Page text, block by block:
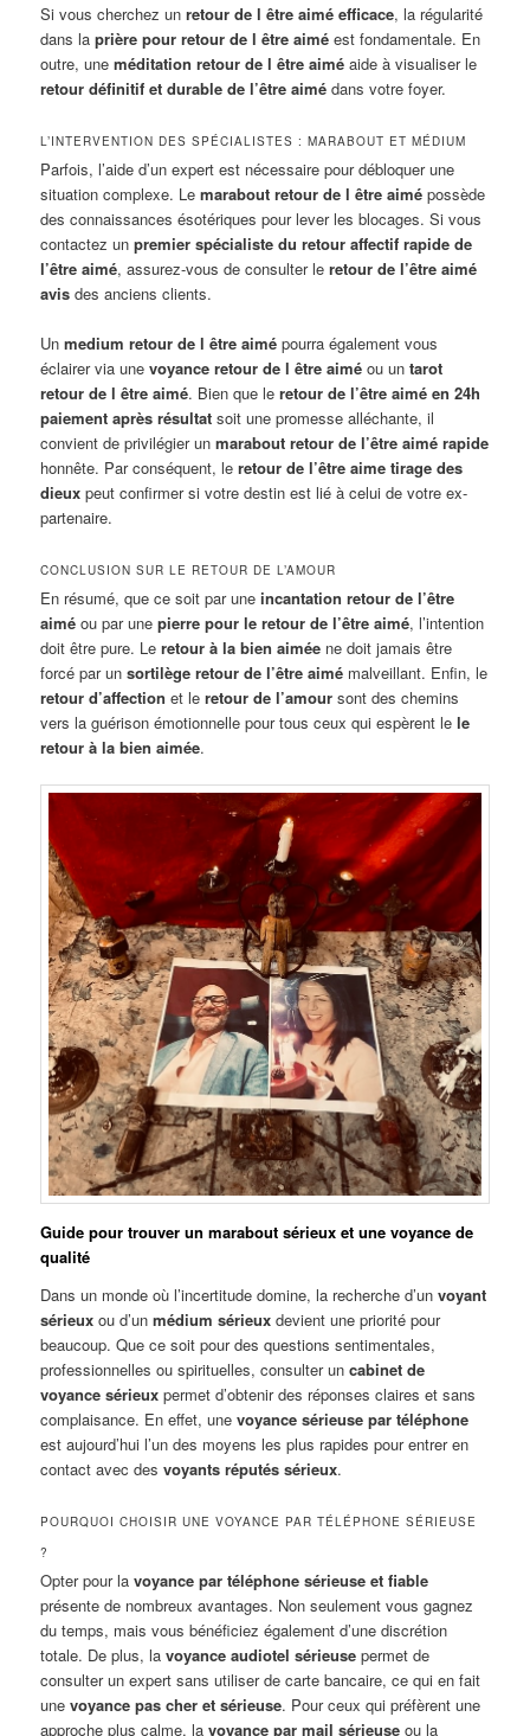
Si vous cherchez unretour de l être aimé efficace, la régularité
dans laprière pour retour de l être aimé est fondamentale. En
outre, uneméditation retour de l être aimé aide à visualiser le
retour définitif et durable de l’être aimé dans votre foyer.
L’INTERVENTION DES SPÉCIALISTES : MARABOUT ET MÉDIUM
Parfois, l’aide d’un expert est nécessaire pour débloquer une
situation complexe. Lemarabout retour de l être aimé possède
des connaissances ésotériques pour lever les blocages. Si vous
contactez unpremier spécialiste du retour affectif rapide de
l’être aimé, assurez-vous de consulter leretour de l’être aimé
avis des anciens clients.
Unmedium retour de l être aimé pourra également vous
éclairer via unevoyance retour de l être aimé ou untarot
retour de l être aimé. Bien que leretour de l’être aimé en 24h
paiement après résultat soit une promesse alléchante, il
convient de privilégier unmarabout retour de l’être aimé rapide
honnête. Par conséquent, leretour de l’être aime tirage des
dieux peut confirmer si votre destin est lié à celui de votre ex-
partenaire.
CONCLUSION SUR LE RETOUR DE L’AMOUR
En résumé, que ce soit par uneincantation retour de l’être
aimé ou par unepierre pour le retour de l’être aimé, l’intention
doit être pure. Leretour à la bien aimée ne doit jamais être
forcé par unsortilège retour de l’être aimé malveillant. Enfin, le
retour d’affection et leretour de l’amour sont des chemins
vers la guérison émotionnelle pour tous ceux qui espèrent lele
retour à la bien aimée.
Guide pour trouver un marabout sérieux et une voyance de
qualité
Dans un monde où l’incertitude domine, la recherche d’unvoyant
sérieux ou d’unmédium sérieux devient une priorité pour
beaucoup. Que ce soit pour des questions sentimentales,
professionnelles ou spirituelles, consulter uncabinet de
voyance sérieux permet d’obtenir des réponses claires et sans
complaisance. En effet, unevoyance sérieuse par téléphone
est aujourd’hui l’un des moyens les plus rapides pour entrer en
contact avec desvoyants réputés sérieux.
POURQUOI CHOISIR UNE VOYANCE PAR TÉLÉPHONE SÉRIEUSE
?
Opter pour lavoyance par téléphone sérieuse et fiable
présente de nombreux avantages. Non seulement vous gagnez
du temps, mais vous bénéficiez également d’une discrétion
totale. De plus, lavoyance audiotel sérieuse permet de
consulter un expert sans utiliser de carte bancaire, ce qui en fait
unevoyance pas cher et sérieuse. Pour ceux qui préfèrent une
approche plus calme, lavoyance par mail sérieuse ou la